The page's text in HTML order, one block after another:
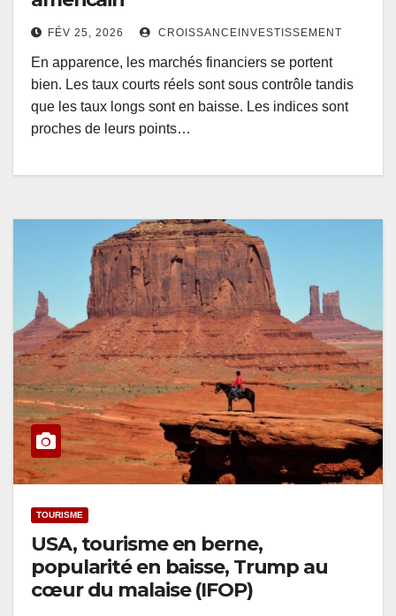
FÉV 25, 2026 CROISSANCEINVESTISSEMENT
En apparence, les marchés financiers se portent
bien. Les taux courts réels sont sous contrôle tandis
que les taux longs sont en baisse. Les indices sont
proches de leurs points…
TOURISME
USA, tourisme en berne,
popularité en baisse, Trump au
cœur du malaise (IFOP)